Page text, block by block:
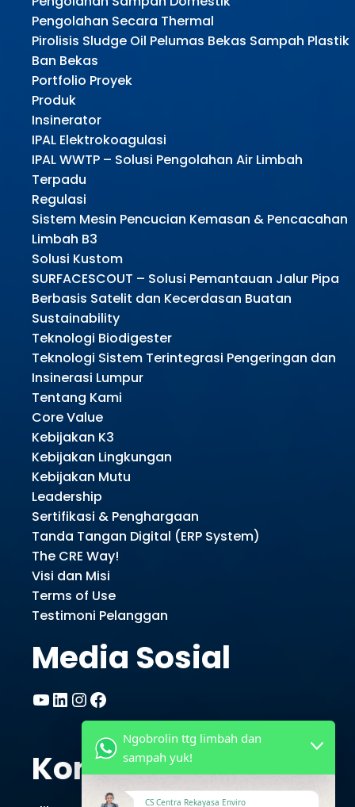
Pengolahan Secara Thermal
Pirolisis Sludge Oil Pelumas Bekas Sampah Plastik
Ban Bekas
Portfolio Proyek
Produk
Insinerator
IPAL Elektrokoagulasi
IPAL WWTP – Solusi Pengolahan Air Limbah
Terpadu
Regulasi
Sistem Mesin Pencucian Kemasan & Pencacahan
Limbah B3
Solusi Kustom
SURFACESCOUT – Solusi Pemantauan Jalur Pipa
Berbasis Satelit dan Kecerdasan Buatan
Sustainability
Teknologi Biodigester
Teknologi Sistem Terintegrasi Pengeringan dan
Insinerasi Lumpur
Tentang Kami
Core Value
Kebijakan K3
Kebijakan Lingkungan
Kebijakan Mutu
Leadership
Sertifikasi & Penghargaan
Tanda Tangan Digital (ERP System)
The CRE Way!
Visi dan Misi
Terms of Use
Testimoni Pelanggan
Media Sosial
YouTube LinkedIn InstagramFacebook
Kontak CRE
Ngobrolin ttg limbah dan
sampah yuk!
CS Centra Rekayasa Enviro